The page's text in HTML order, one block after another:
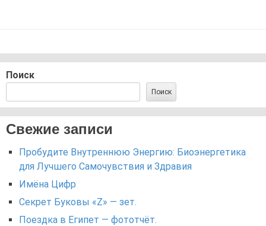
Поиск
Поиск
Свежие записи
Пробудите Внутреннюю Энергию: Биоэнергетика
для Лучшего Самочувствия и Здравия
Имёна Цифр
Секрет Буковы «Z» — зет.
Поездка в Египет — фототчёт.